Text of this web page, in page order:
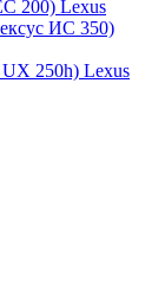
Lexus
Lexus